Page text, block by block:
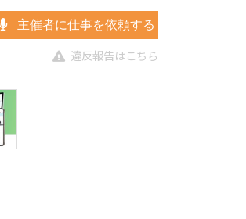
主催者に仕事を依頼する
違反報告はこちら